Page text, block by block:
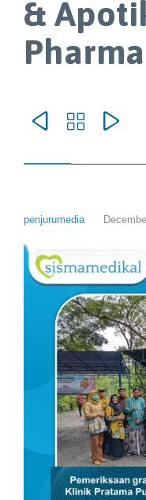
&
Pharma
  
penjurumedia